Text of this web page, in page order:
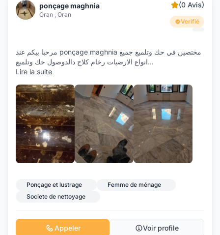
ponçage maghnia
Oran , Oran
(0 Avis)
Verifié
مرحبا بيكم عند ponçage maghnia مختصين في حك وتلميع جميع
انواع الارضيات رخام كلاج دالدوصول حك وتلميع...
Lire la suite
Ponçage et lustrage
Femme de ménage
Societe de nettoyage
Appeler Voir profile